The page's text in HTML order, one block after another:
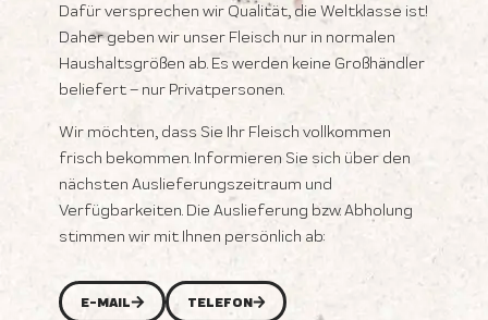
Dafür versprechen wir Qualität, die Weltklasse ist!
Daher geben wir unser Fleisch nur in normalen
Haushaltsgrößen ab. Es werden keine Großhändler
beliefert – nur Privatpersonen.
Wir möchten, dass Sie Ihr Fleisch vollkommen
frisch bekommen. Informieren Sie sich über den
nächsten Auslieferungszeitraum und
Verfügbarkeiten. Die Auslieferung bzw. Abholung
stimmen wir mit Ihnen persönlich ab:
E-MAIL TELEFON